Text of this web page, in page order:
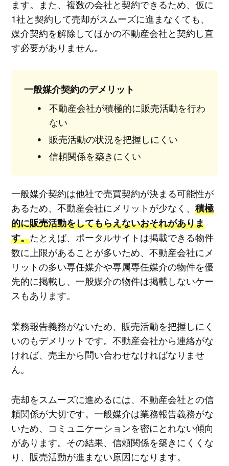
ます。また、複数の会社と契約できるため、仮に
1社と契約して売却がスムーズに進まなくても、
媒介契約を解除してほかの不動産会社と契約し直
す必要がありません。
一般媒介契約のデメリット
不動産会社が積極的に販売活動を行わ
ない
販売活動の状況を把握しにくい
信頼関係を築きにくい
一般媒介契約は他社で売買契約が決まる可能性が
あるため、不動産会社にメリットが少なく、 積極
的に販売活動をしてもらえないおそれがありま
す。たとえば、ポータルサイトは掲載できる物件
数に上限があることが多いため、不動産会社にメ
リットの多い専任媒介や専属専任媒介の物件を優
先的に掲載し、一般媒介の物件は掲載しないケー
スもあります。
業務報告義務がないため、販売活動を把握しにく
いのもデメリットです。不動産会社から連絡がな
ければ、売主から問い合わせなければなりませ
ん。
売却をスムーズに進めるには、不動産会社との信
頼関係が大切です。一般媒介は業務報告義務がな
いため、コミュニケーションを密にとれない傾向
があります。その結果、信頼関係を築きにくくな
り、販売活動が進まない原因になります。